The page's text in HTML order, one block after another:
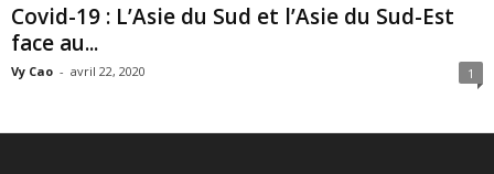
Covid-19 : L’Asie du Sud et l’Asie du Sud-Est
face au...
Vy Cao - avril 22, 2020 1